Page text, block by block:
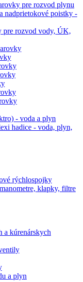
pre rozvod plynu
nadprietokové poistky -
pre rozvod vody, ÚK,
- voda a plyn
hadice - voda, plyn,
rýchlospojky
klapky, filtre
a kúrenárskych
a plyn